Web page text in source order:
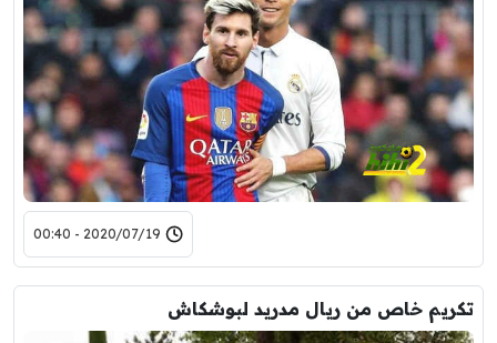
2020/07/19 - 00:40
تكريم خاص من ريال مدريد لبوشكاش